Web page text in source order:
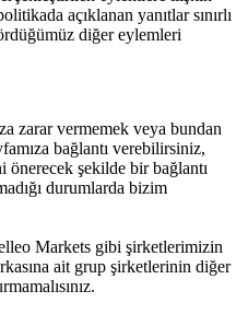
açıklanan yanıtlar sınırlı
diğer eylemleri
zarar vermemek veya bundan
bağlantı verebilirsiniz,
şekilde bir bağlantı
durumlarda bizim
Markets gibi şirketlerimizin
ait grup şirketlerinin diğer